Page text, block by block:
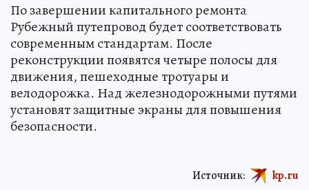
По завершении капитального ремонта
Рубежный путепровод будет соответствовать
современным стандартам. После
реконструкции появятся четыре полосы для
движения, пешеходные тротуары и
велодорожка. Над железнодорожными путями
установят защитные экраны для повышения
безопасности.
Источник: kp.ru